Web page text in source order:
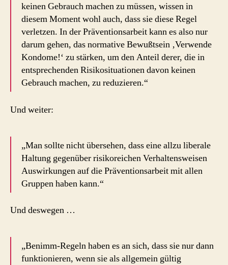
keinen Gebrauch machen zu müssen, wissen in
diesem Moment wohl auch, dass sie diese Regel
verletzen. In der Präventionsarbeit kann es also nur
darum gehen, das normative Bewußtsein ‚Verwende
Kondome!‘ zu stärken, um den Anteil derer, die in
entsprechenden Risikosituationen davon keinen
Gebrauch machen, zu reduzieren.“
Und weiter:
„Man sollte nicht übersehen, dass eine allzu liberale
Haltung gegenüber risikoreichen Verhaltensweisen
Auswirkungen auf die Präventionsarbeit mit allen
Gruppen haben kann.“
Und deswegen …
„Benimm-Regeln haben es an sich, dass sie nur dann
funktionieren, wenn sie als allgemein gültig